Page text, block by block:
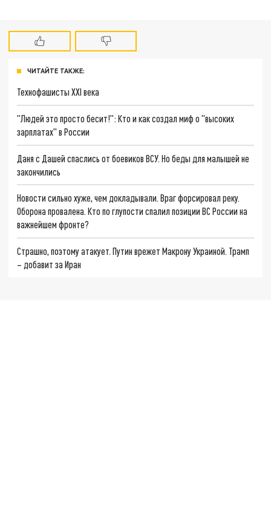
ЧИТАЙТЕ ТАКЖЕ:
Технофашисты XXI века
"Людей это просто бесит!": Кто и как создал миф о "высоких
зарплатах" в России
Даня с Дашей спаслись от боевиков ВСУ. Но беды для малышей не
закончились
Новости сильно хуже, чем докладывали. Враг форсировал реку.
Оборона провалена. Кто по глупости спалил позиции ВС России на
важнейшем фронте?
Страшно, поэтому атакует. Путин врежет Макрону Украиной. Трамп
– добавит за Иран